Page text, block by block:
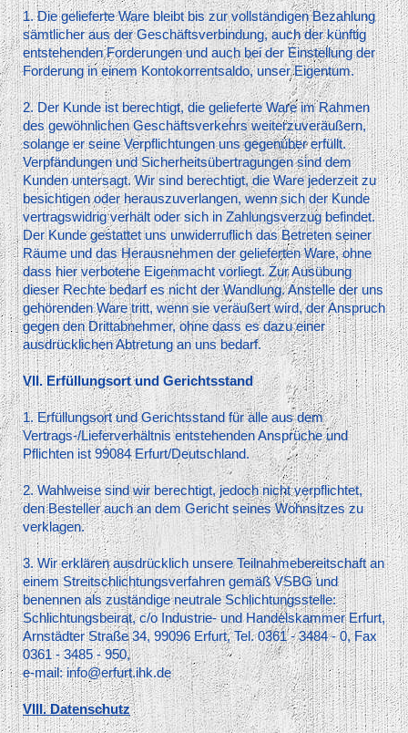
1. Die gelieferte Ware bleibt bis zur vollständigen Bezahlung
sämtlicher aus der Geschäftsverbindung, auch der künftig
entstehenden Forderungen und auch bei der Einstellung der
Forderung in einem Kontokorrentsaldo, unser Eigentum.
2. Der Kunde ist berechtigt, die gelieferte Ware im Rahmen
des gewöhnlichen Geschäftsverkehrs weiterzuveräußern,
solange er seine Verpflichtungen uns gegenüber erfüllt.
Verpfändungen und Sicherheitsübertragungen sind dem
Kunden untersagt. Wir sind berechtigt, die Ware jederzeit zu
besichtigen oder herauszuverlangen, wenn sich der Kunde
vertragswidrig verhält oder sich in Zahlungsverzug befindet.
Der Kunde gestattet uns unwiderruflich das Betreten seiner
Räume und das Herausnehmen der gelieferten Ware, ohne
dass hier verbotene Eigenmacht vorliegt. Zur Ausübung
dieser Rechte bedarf es nicht der Wandlung. Anstelle der uns
gehörenden Ware tritt, wenn sie veräußert wird, der Anspruch
gegen den Drittabnehmer, ohne dass es dazu einer
ausdrücklichen Abtretung an uns bedarf.
VII. Erfüllungsort und Gerichtsstand
1. Erfüllungsort und Gerichtsstand für alle aus dem
Vertrags-/Lieferverhältnis entstehenden Ansprüche und
Pflichten ist 99084 Erfurt/Deutschland.
2. Wahlweise sind wir berechtigt, jedoch nicht verpflichtet,
den Besteller auch an dem Gericht seines Wohnsitzes zu
verklagen.
3. Wir erklären ausdrücklich unsere Teilnahmebereitschaft an
einem Streitschlichtungsverfahren gemäß VSBG und
benennen als zuständige neutrale Schlichtungsstelle:
Schlichtungsbeirat, c/o Industrie- und Handelskammer Erfurt,
Arnstädter Straße 34, 99096 Erfurt, Tel. 0361 - 3484 - 0, Fax
0361 - 3485 - 950,
e-mail: info@erfurt.ihk.de
VIII. Datenschutz